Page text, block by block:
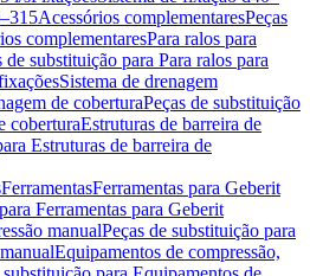
Acessórios complementaresPeças
complementaresPara ralos para
de substituição para Para ralos para
Sistema de drenagem
de coberturaPeças de substituição
coberturaEstruturas de barreira de
Estruturas de barreira de
FerramentasFerramentas para Geberit
Ferramentas para Geberit
manualPeças de substituição para
Equipamentos de compressão,